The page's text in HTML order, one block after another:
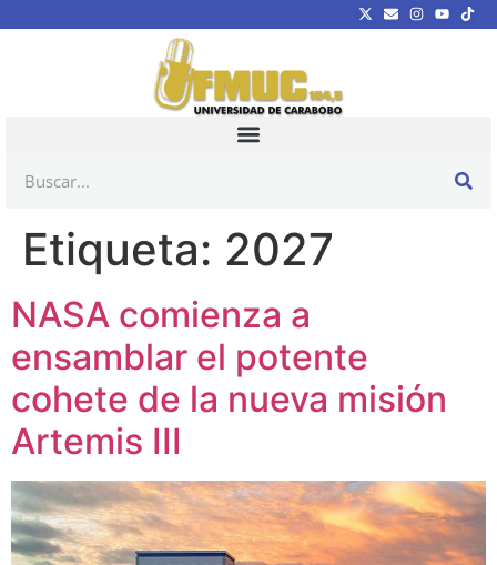
Etiqueta: 2027
NASA comienza a
ensamblar el potente
cohete de la nueva misión
Artemis III